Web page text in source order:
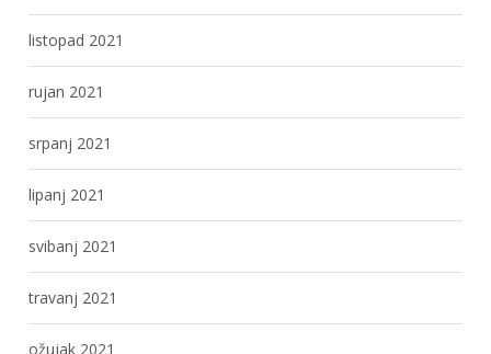
listopad 2021
rujan 2021
srpanj 2021
lipanj 2021
svibanj 2021
travanj 2021
ožujak 2021